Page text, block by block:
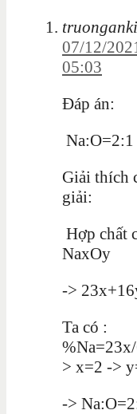
07/12/
05:03
Đáp án:
Na:O=2:1
Giải thích
giải:
Hợp chất
NaxOy
->
Ta có :
> x=2 ->
->